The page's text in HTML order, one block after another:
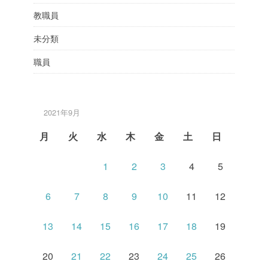
教職員
未分類
職員
2021年9月
月 火 水 木 金 土 日
1 2 3 4 5
6 7 8 9 10 11 12
13 14 15 16 17 18 19
20 21 22 23 24 25 26